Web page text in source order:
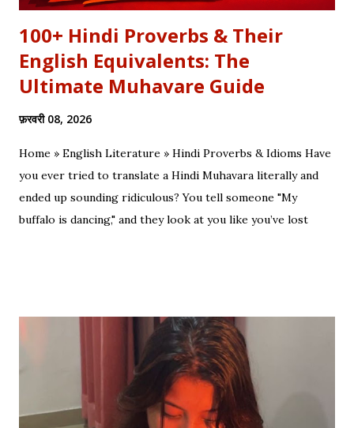
100+ Hindi Proverbs & Their
English Equivalents: The
Ultimate Muhavare Guide
फ़रवरी 08, 2026
Home » English Literature » Hindi Proverbs & Idioms Have
you ever tried to translate a Hindi Muhavara literally and
ended up sounding ridiculous? You tell someone "My
buffalo is dancing," and they look at you like you’ve lost
Stop Saying "My Buffalo is Dancing"! Learn the correct
English equivalents for famous Hindi idioms before your
next exam. In 2010, the internet struggled to find the
meaning of "Sau sonaar ki, ek lohaar ki." We are here to
settle that debate once and for all. Whether you are a